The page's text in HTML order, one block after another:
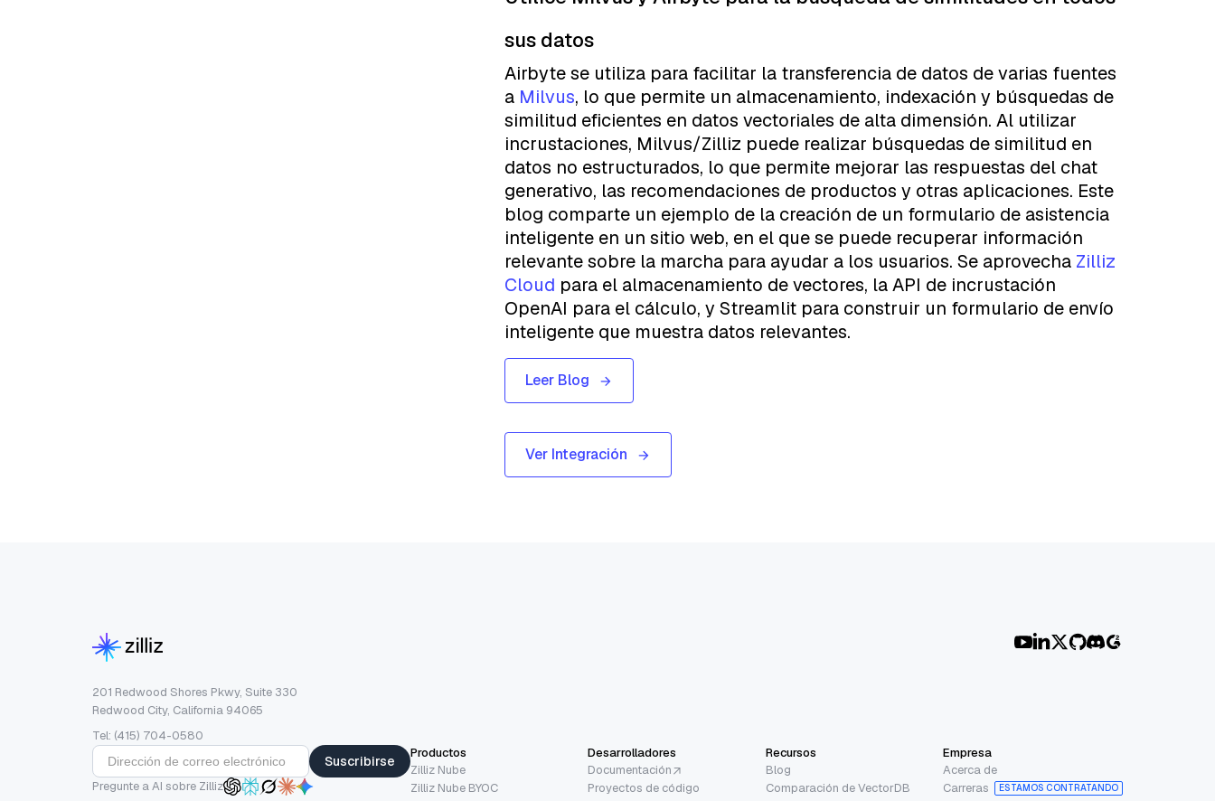
sus datos
Airbyte se utiliza para facilitar la transferencia de datos de varias fuentes
a Milvus, lo que permite un almacenamiento, indexación y búsquedas de
similitud eficientes en datos vectoriales de alta dimensión. Al utilizar
incrustaciones, Milvus/Zilliz puede realizar búsquedas de similitud en
datos no estructurados, lo que permite mejorar las respuestas del chat
generativo, las recomendaciones de productos y otras aplicaciones. Este
blog comparte un ejemplo de la creación de un formulario de asistencia
inteligente en un sitio web, en el que se puede recuperar información
relevante sobre la marcha para ayudar a los usuarios. Se aprovecha Zilliz
Cloud para el almacenamiento de vectores, la API de incrustación
OpenAI para el cálculo, y Streamlit para construir un formulario de envío
inteligente que muestra datos relevantes.
Leer Blog
Ver Integración
201 Redwood Shores Pkwy, Suite 330
Redwood City, California 94065
Tel: (415) 704-0580
Suscribirse
Pregunte a AI sobre Zilliz
Productos
Zilliz Nube
Zilliz Nube BYOC
Desarrolladores
Documentación
Proyectos de código
Recursos
Blog
Comparación de VectorDB
Empresa
Acerca de
Carreras
ESTAMOS CONTRATANDO